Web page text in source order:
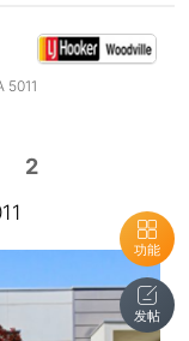
功能
发帖
5011
2